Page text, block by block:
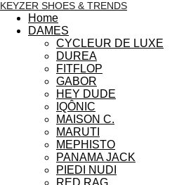
KEYZER SHOES & TRENDS
Home
DAMES
CYCLEUR DE LUXE
DUREA
FITFLOP
GABOR
HEY DUDE
IQÔNIC
MAISON C.
MARUTI
MEPHISTO
PANAMA JACK
PIEDI NUDI
RED RAG